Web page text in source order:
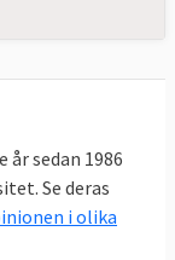
sedan 1986
Se deras
i olika